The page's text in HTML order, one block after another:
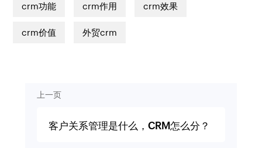
crm功能 crm作用 crm效果
crm价值 外贸crm
上一页
客户关系管理是什么，CRM怎么分？